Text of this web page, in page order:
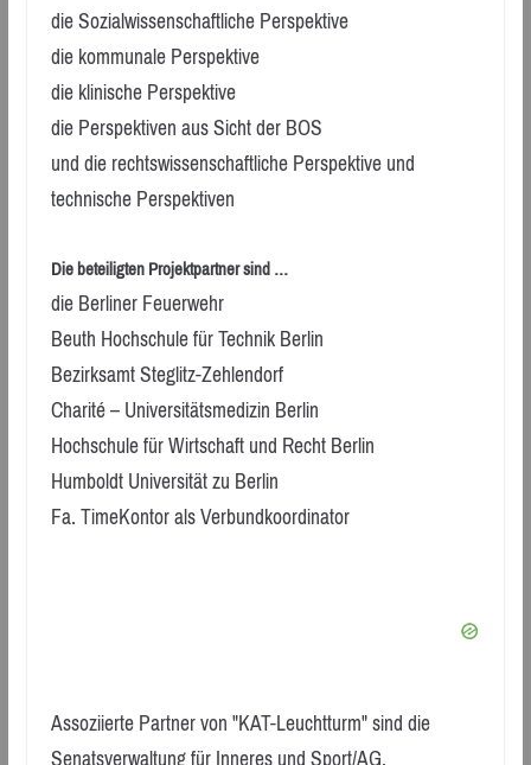
die Sozialwissenschaftliche Perspektive
die kommunale Perspektive
die klinische Perspektive
die Perspektiven aus Sicht der BOS
und die rechtswissenschaftliche Perspektive und
technische Perspektiven
Die beteiligten Projektpartner sind …
die Berliner Feuerwehr
Beuth Hochschule für Technik Berlin
Bezirksamt Steglitz-Zehlendorf
Charité – Universitätsmedizin Berlin
Hochschule für Wirtschaft und Recht Berlin
Humboldt Universität zu Berlin
Fa. TimeKontor als Verbundkoordinator
Assoziierte Partner von "KAT-Leuchtturm" sind die